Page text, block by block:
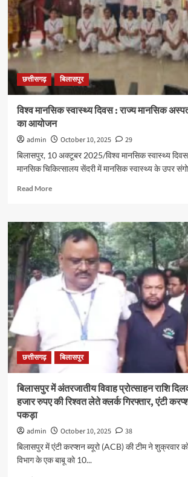
पत्थर
साबित
होगा
सिटी
अरुण
:
उप
मुख्यमंत्री
ने
सर्विलांस
का
छत्तीसगढ़ बिलासपुर
विश्व मानसिक स्वास्थ्य दिवस : राज्य मानसिक
का आयोजन
admin October 10, 2025
29
बिलासपुर, 10 अक्टूबर 2025/विश्व मानसिक स्वास्थ्य
मानसिक चिकित्सालय सेंदरी में मानसिक स्वास्थ्य के उपर
Read MoreRead
विश्व
मानसिक
स्वास्थ्य
दिवस
:
राज्य
मानसिक
अस्पताल
का
आयोजन
छत्तीसगढ़ बिलासपुर
बिलासपुर में अंतरजातीय विवाह प्रोत्साहन राशि
हजार रुपए की रिश्वत लेते क्लर्क गिरफ्तार, एंटी
पकड़ा
admin October 10, 2025
38
बिलासपुर में एंटी करप्शन ब्यूरो (ACB) की टीम ने शुक्रवार
विभाग के एक बाबू को 10...